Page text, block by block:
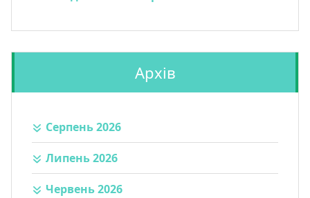
Архів
Серпень 2026
Липень 2026
Червень 2026